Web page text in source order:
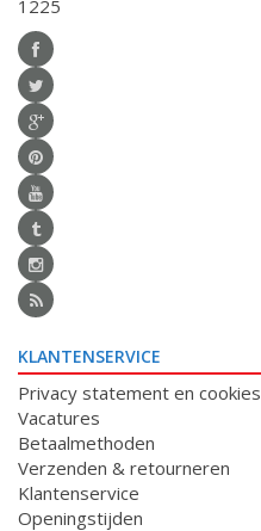
1225
KLANTENSERVICE
Privacy statement en cookies
Vacatures
Betaalmethoden
Verzenden & retourneren
Klantenservice
Openingstijden